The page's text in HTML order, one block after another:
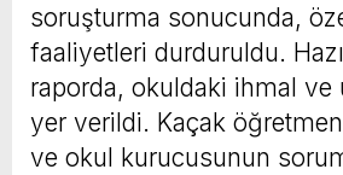
soruşturma sonucunda,
faaliyetleri durduruldu.
raporda, okuldaki ihmal ve
yer verildi. Kaçak öğretmen
ve okul kurucusunun